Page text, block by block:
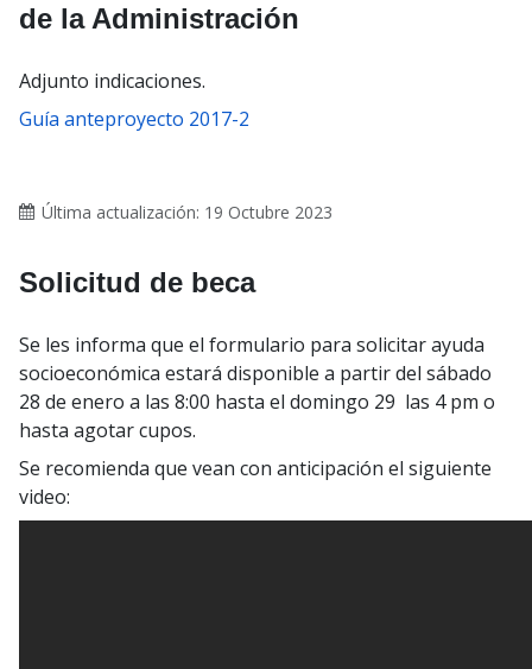
de la Administración
Adjunto indicaciones.
Guía anteproyecto 2017-2
Última actualización: 19 Octubre 2023
Solicitud de beca
Se les informa que el formulario para solicitar ayuda
socioeconómica estará disponible a partir del sábado
28 de enero a las 8:00 hasta el domingo 29 las 4 pm o
hasta agotar cupos.
Se recomienda que vean con anticipación el siguiente
video: